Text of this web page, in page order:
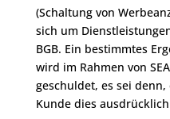
(Schaltung von
sich um
BGB. Ein bestimmtes
wird im Rahmen von
geschuldet, es sei
Kunde dies